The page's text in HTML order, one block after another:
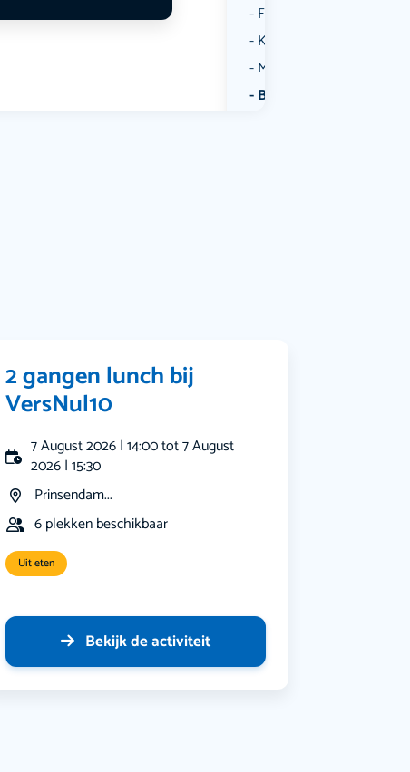
Film
Kunst & Cultuur
Muziek
Bekijk alle categorieën
2 gangen lunch bij
VersNul10
7 August 2026 | 14:00 tot 7 August
2026 | 15:30
Prinsendam...
6 plekken beschikbaar
Uit eten
Bekijk de activiteit